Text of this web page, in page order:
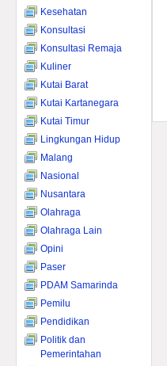
Kesehatan
Konsultasi
Konsultasi Remaja
Kuliner
Kutai Barat
Kutai Kartanegara
Kutai Timur
Lingkungan Hidup
Malang
Nasional
Nusantara
Olahraga
Olahraga Lain
Opini
Paser
PDAM Samarinda
Pemilu
Pendidikan
Politik dan
Pemerintahan